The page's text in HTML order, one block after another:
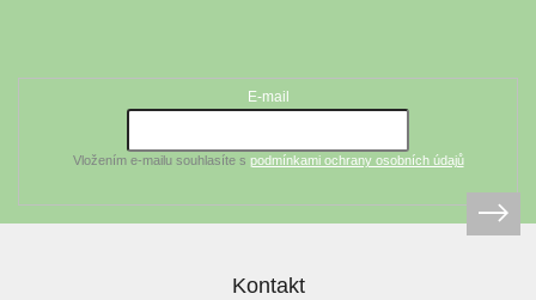
E-mail
Vložením e-mailu souhlasíte s podmínkami ochrany osobních údajů
Kontakt